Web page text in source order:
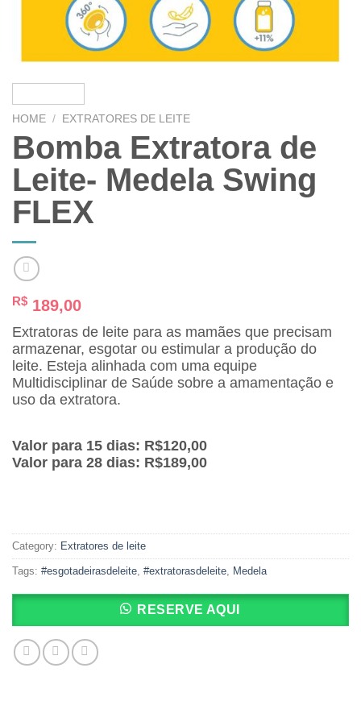
HOME / EXTRATORES DE LEITE
Bomba Extratora de
Leite- Medela Swing
FLEX
R$ 189,00
Extratoras de leite para as mamães que precisam
armazenar, esgotar ou estimular a produção do
leite. Esteja alinhada com uma equipe
Multidisciplinar de Saúde sobre a amamentação e
uso da extratora.
Valor para 15 dias: R$120,00
Valor para 28 dias: R$189,00
Category: Extratores de leite
Tags: #esgotadeirasdeleite #extratorasdeleite Medela
RESERVE AQUI